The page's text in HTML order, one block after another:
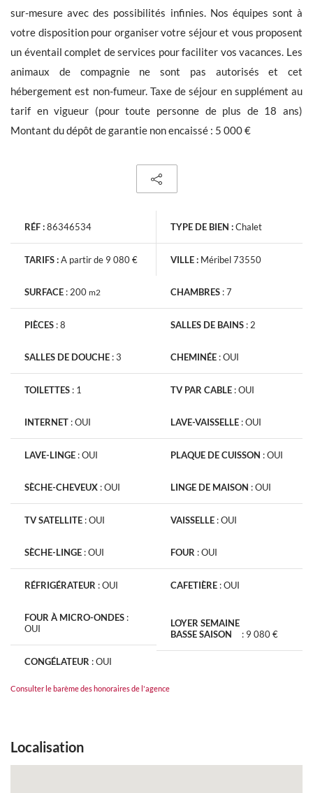
sur-mesure avec des possibilités infinies. Nos équipes sont à
votre disposition pour organiser votre séjour et vous proposent
un éventail complet de services pour faciliter vos vacances. Les
animaux de compagnie ne sont pas autorisés et cet
hébergement est non-fumeur. Taxe de séjour en supplément au
tarif en vigueur (pour toute personne de plus de 18 ans)
Montant du dépôt de garantie non encaissé : 5 000 €
RÉF :86346534
TARIFS :A partir de 9 080 €
TYPE DE BIEN :Chalet
VILLE : Méribel 73550
SURFACE :200 m2
PIÈCES :8
CHAMBRES :7
SALLES DE BAINS :2
SALLES DE DOUCHE :3
TOILETTES : 1
CHEMINÉE :OUI
TV PAR CABLE :OUI
INTERNET :OUI
LAVE-LINGE :OUI
LAVE-VAISSELLE :OUI
PLAQUE DE CUISSON :OUI
SÈCHE-CHEVEUX :OUI
TV SATELLITE :OUI
LINGE DE MAISON :OUI
VAISSELLE :OUI
SÈCHE-LINGE :OUI
RÉFRIGÉRATEUR :OUI
FOUR :OUI
CAFETIÈRE :OUI
FOUR À MICRO-ONDES :
OUI
CONGÉLATEUR :OUI
LOYER SEMAINE
BASSE SAISON
: 9 080 €
Consulter le barème des honoraires de l'agence
Localisation
Recevoir les nouvelles annonces similaires